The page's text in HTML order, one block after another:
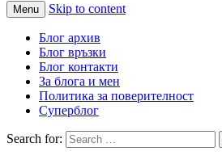
Menu Skip to content
Блог архив
Блог връзки
Блог контакти
За блога и мен
Политика за поверителност
Суперблог
Search for: